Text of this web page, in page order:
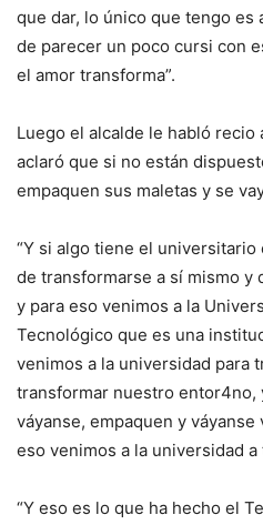
que dar, lo único que tengo es
de parecer un poco cursi con
el amor transforma”.
Luego el alcalde le habló
aclaró que si no están
empaquen sus maletas y se
“Y si algo tiene el
de transformarse a sí mismo y
y para eso venimos a la
Tecnológico que es una
venimos a la universidad para
transformar nuestro entor4no,
váyanse, empaquen y
eso venimos a la universidad a
“Y eso es lo que ha hecho el